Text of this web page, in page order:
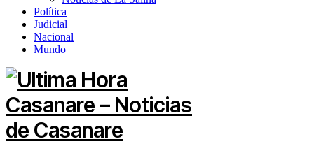
Política
Judicial
Nacional
Mundo